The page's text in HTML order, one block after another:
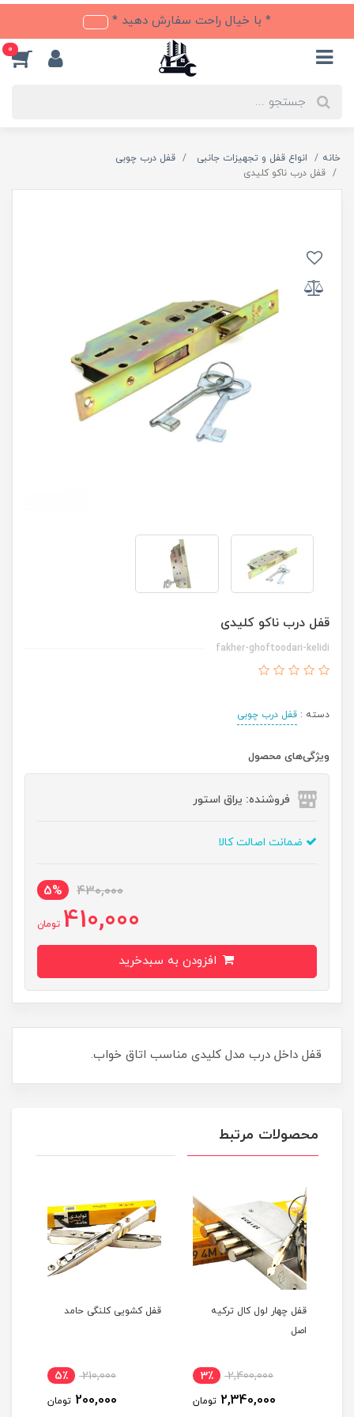
* با خیال راحت سفارش دهید *
0
خانه انواع قفل و تجهیزات جانبی
قفل درب چوبی
قفل درب ناکو کلیدی
قفل درب ناکو کلیدی
fakher-ghoftoodari-kelidi
دسته : قفل درب چوبی
ویژگی‌های محصول
فروشنده: یراق استور
ضمانت اصالت کالا
430,000
5%
410,000 تومان
قفل داخل درب مدل کلیدی مناسب اتاق خواب.
محصولات مرتبط
قفل چهار لول کال ترکیه
اصل
2,400,000 3٪
2,340,000 تومان
قفل کشویی کلنگی حامد
210,000 5٪
200,000 تومان